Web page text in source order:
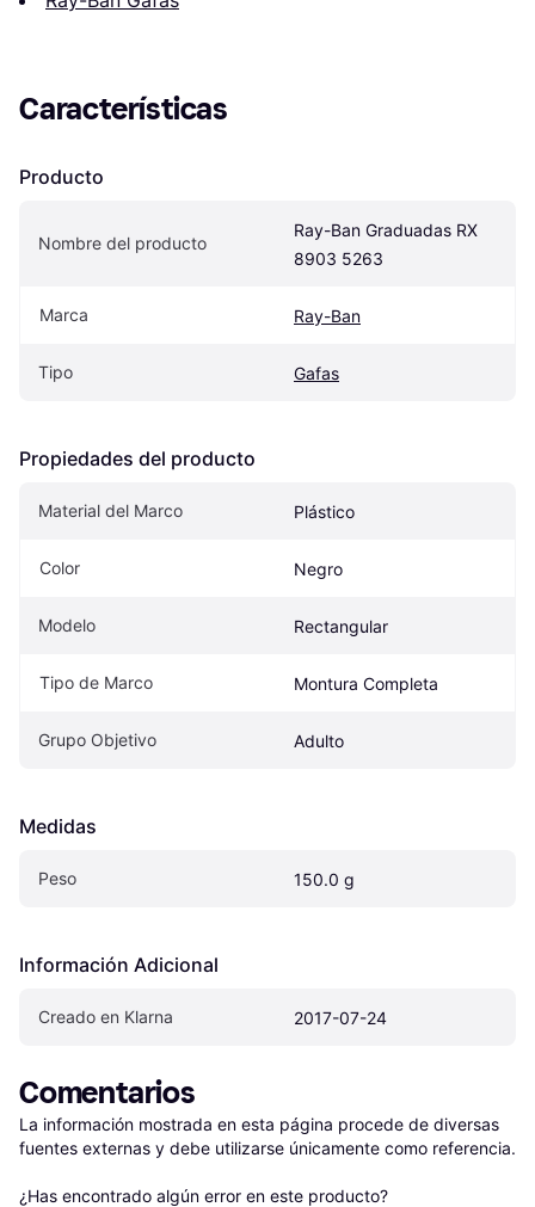
Características
Producto
Nombre del producto
Ray-Ban Graduadas RX
8903 5263
Marca Ray-Ban
Tipo Gafas
Propiedades del producto
Material del Marco Plástico
Color Negro
Modelo Rectangular
Tipo de Marco Montura Completa
Grupo Objetivo Adulto
Medidas
Peso 150.0 g
Información Adicional
Creado en Klarna 2017-07-24
Comentarios
La información mostrada en esta página procede de diversas
fuentes externas y debe utilizarse únicamente como referencia.
¿Has encontrado algún error en este producto?